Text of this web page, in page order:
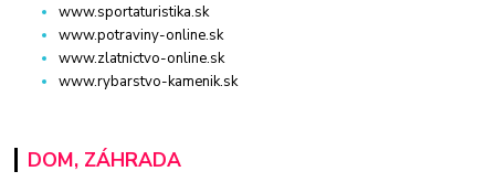
www.sportaturistika.sk
www.potraviny-online.sk
www.zlatnictvo-online.sk
www.rybarstvo-kamenik.sk
DOM, ZÁHRADA